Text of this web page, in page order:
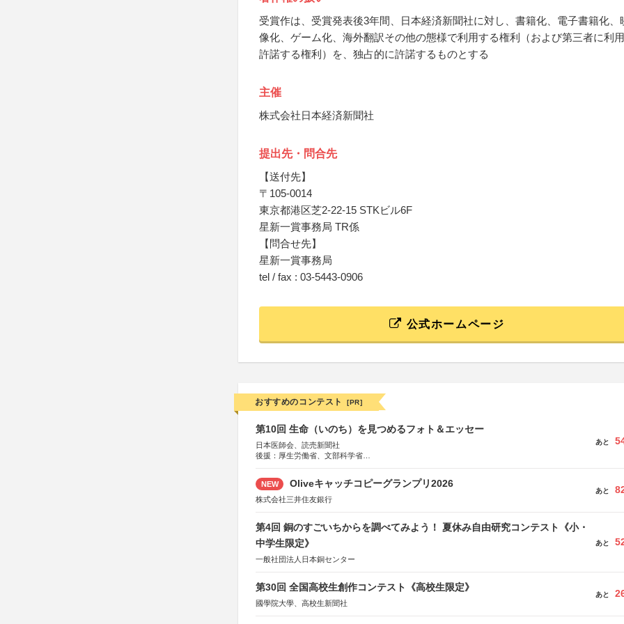
受賞作は、受賞発表後3年間、日本経済新聞社に対し、書籍化、電子書籍化、
像化、ゲーム化、海外翻訳その他の態様で利用する権利（および第三者に利
許諾する権利）を、独占的に許諾するものとする
主催
株式会社日本経済新聞社
提出先・問合先
【送付先】
〒105-0014
東京都港区芝2-22-15 STKビル6F
星新一賞事務局 TR係
【問合せ先】
星新一賞事務局
tel / fax : 03-5443-0906
公式ホームページ
おすすめのコンテスト [PR]
第10回 生命（いのち）を見つめるフォト＆エッセー
日本医師会、読売新聞社
後援：厚生労働省、文部科学省
あと
NEW Oliveキャッチコピーグランプリ2026
株式会社三井住友銀行
あと
第4回 銅のすごいちからを調べてみよう！ 夏休み自由研究コンテスト《小・
中学生限定》
一般社団法人日本銅センター
あと
第30回 全国高校生創作コンテスト《高校生限定》
國學院大學、高校生新聞社
あと